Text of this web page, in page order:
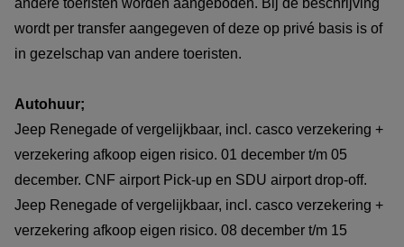
andere toeristen worden aangeboden. Bij de beschrijving
wordt per transfer aangegeven of deze op privé basis is of
in gezelschap van andere toeristen.
Autohuur;
Jeep Renegade of vergelijkbaar, incl. casco verzekering +
verzekering afkoop eigen risico. 01 december t/m 05
december. CNF airport Pick-up en SDU airport drop-off.
Jeep Renegade of vergelijkbaar, incl. casco verzekering +
verzekering afkoop eigen risico. 08 december t/m 15